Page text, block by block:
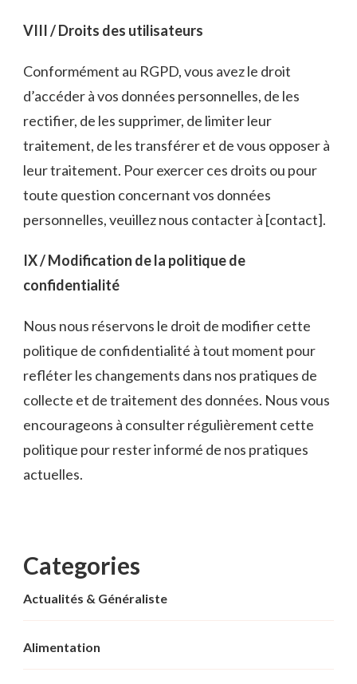
VIII / Droits des utilisateurs
Conformément au RGPD, vous avez le droit
d’accéder à vos données personnelles, de les
rectifier, de les supprimer, de limiter leur
traitement, de les transférer et de vous opposer à
leur traitement. Pour exercer ces droits ou pour
toute question concernant vos données
personnelles, veuillez nous contacter à [contact].
IX / Modification de la politique de
confidentialité
Nous nous réservons le droit de modifier cette
politique de confidentialité à tout moment pour
refléter les changements dans nos pratiques de
collecte et de traitement des données. Nous vous
encourageons à consulter régulièrement cette
politique pour rester informé de nos pratiques
actuelles.
Categories
Actualités & Généraliste
Alimentation